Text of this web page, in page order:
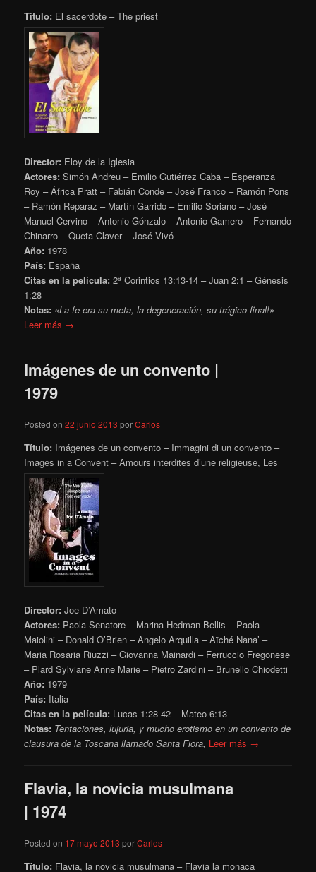
Título: El sacerdote – The priest
Director: Eloy de la Iglesia
Actores: Simón Andreu – Emilio Gutiérrez Caba – Esperanza
Roy – África Pratt – Fabián Conde – José Franco – Ramón Pons
– Ramón Reparaz – Martín Garrido – Emilio Soriano – José
Manuel Cervino – Antonio Gónzalo – Antonio Gamero – Fernando
Chinarro – Queta Claver – José Vivó
Año: 1978
País: España
Citas en la película: 2ª Corintios 13:13-14 – Juan 2:1 – Génesis
1:28
Notas: «La fe era su meta, la degeneración, su trágico final!»
Leer más →
Imágenes de un convento |
1979
Posted on22 junio 2013 porCarlos
Título: Imágenes de un convento – Immagini di un convento –
Images in a Convent – Amours interdites d’une religieuse, Les
Director: Joe D’Amato
Actores: Paola Senatore – Marina Hedman Bellis – Paola
Maiolini – Donald O’Brien – Angelo Arquilla – Aïché Nana’ –
Maria Rosaria Riuzzi – Giovanna Mainardi – Ferruccio Fregonese
– Plard Sylviane Anne Marie – Pietro Zardini – Brunello Chiodetti
Año: 1979
País: Italia
Citas en la película: Lucas 1:28-42 – Mateo 6:13
Notas: Tentaciones, lujuria, y mucho erotismo en un convento de
clausura de la Toscana llamado Santa Fiora, Leer más →
Flavia, la novicia musulmana
| 1974
Posted on 17 mayo 2013 porCarlos
Título: Flavia, la novicia musulmana – Flavia la monaca